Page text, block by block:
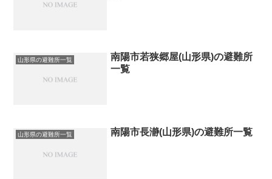
山形県の避難所一覧
南陽市若狭郷屋(山形県)の避難所
一覧
山形県の避難所一覧 南陽市長瀞(山形県)の避難所一覧